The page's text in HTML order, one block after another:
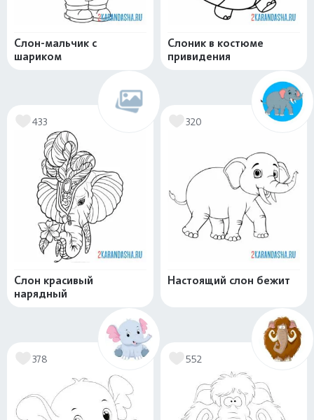
Слон-мальчик с
шариком
Слоник в костюме
привидения
433
Слон красивый
нарядный
320
Настоящий слон бежит
378 552